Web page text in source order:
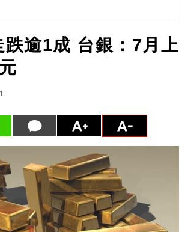
跌逾1成 台銀：7月上